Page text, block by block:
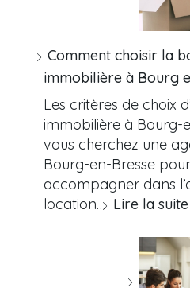
Comment choisir la
immobilière à Bourg
Les critères de choix
immobilière à Bourg-
vous cherchez une
Bourg-en-Bresse
accompagner dans
location… Lire la suite